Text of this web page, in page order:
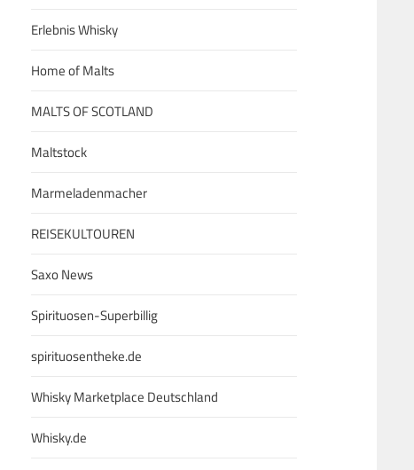
Erlebnis Whisky
Home of Malts
MALTS OF SCOTLAND
Maltstock
Marmeladenmacher
REISEKULTOUREN
Saxo News
Spirituosen-Superbillig
spirituosentheke.de
Whisky Marketplace Deutschland
Whisky.de